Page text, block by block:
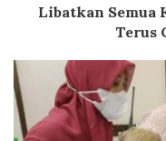
Libatkan Semua
Terus